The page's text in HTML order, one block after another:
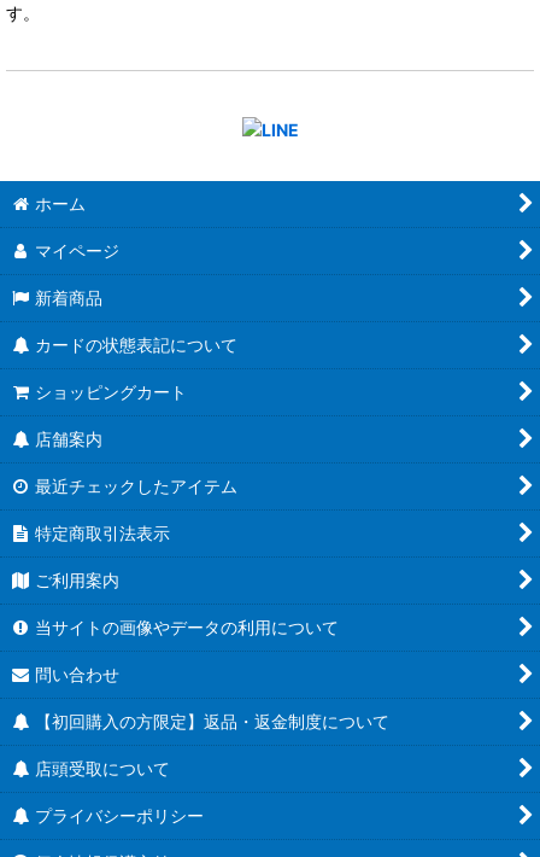
す。
ホーム
マイページ
新着商品
カードの状態表記について
ショッピングカート
店舗案内
最近チェックしたアイテム
特定商取引法表示
ご利用案内
当サイトの画像やデータの利用について
問い合わせ
【初回購入の方限定】返品・返金制度について
店頭受取について
プライバシーポリシー